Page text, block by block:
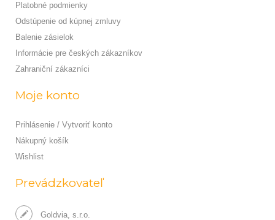
Platobné podmienky
Odstúpenie od kúpnej zmluvy
Balenie zásielok
Informácie pre českých zákazníkov
Zahraniční zákazníci
Moje konto
Prihlásenie / Vytvoriť konto
Nákupný košík
Wishlist
Prevádzkovateľ
Goldvia, s.r.o.